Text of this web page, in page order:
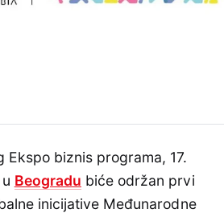
Ekspo biznis programa, 17.
Beogradu biće održan prvi
inicijative Međunarodne